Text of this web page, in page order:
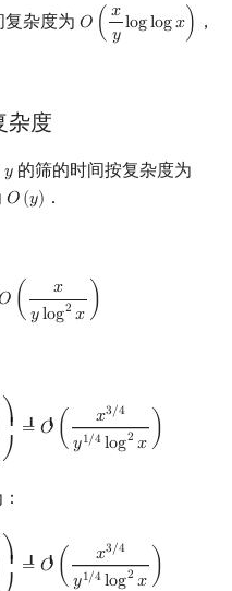
杂度为 𝑂 ( 𝑥
𝑦loglog𝑥)
O( x yloglogx)
，
杂度
𝑦
y 的筛的时间按复杂度为
𝑂(𝑦)
O(y) ．
(
𝑥
𝑦log2 𝑥
)
O(x y 2x
⎞⎟ ⎟ ⎟
⎠
= 𝑂 ( 𝑥3/4
𝑦1/4log2 𝑥
)
=O y1 log2
⎞⎟ ⎟ ⎟
= 𝑂 ( 𝑥3/4
𝑦1/4log2 𝑥
)
=O y1 log2